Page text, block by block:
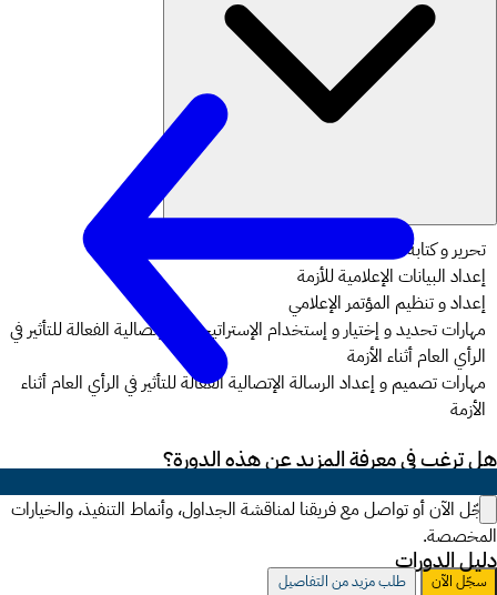
دليل الدورات
تحرير و كتابة أخبار الأزمة
إعداد البيانات الإعلامية للأزمة
إعداد و تنظيم المؤتمر الإعلامي
مهارات تحديد و إختيار و إستخدام الإستراتيجيات الإتصالية الفعالة للتأثير في
الرأي العام أثناء الأزمة
مهارات تصميم و إعداد الرسالة الإتصالية الفعالة للتأثير في الرأي العام أثناء
الأزمة
هل ترغب في معرفة المزيد عن هذه الدورة؟
سجّل الآن أو تواصل مع فريقنا لمناقشة الجداول، وأنماط التنفيذ، والخيارات
المخصصة.
سجّل الآن طلب مزيد من التفاصيل